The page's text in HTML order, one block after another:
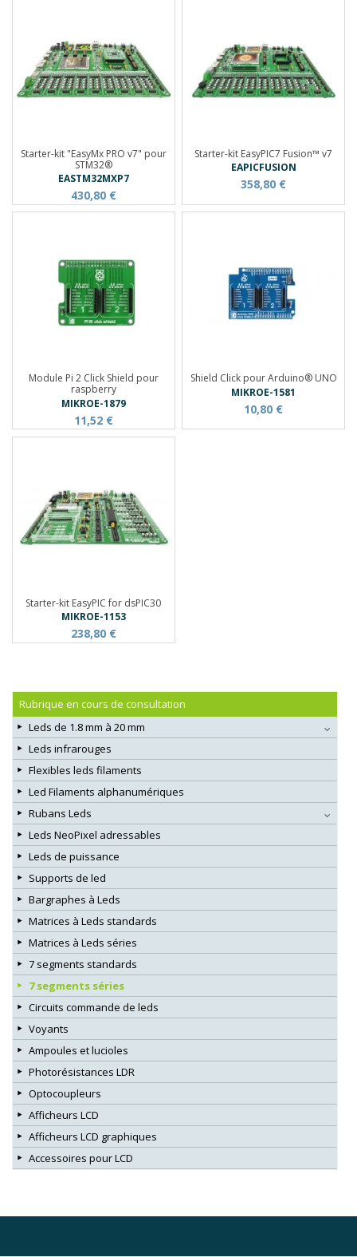
Starter-kit "EasyMx PRO v7" pour
STM32®
EASTM32MXP7
430,80 €
Starter-kit EasyPIC7 Fusion™ v7
EAPICFUSION
358,80 €
Module Pi 2 Click Shield pour
raspberry
MIKROE-1879
11,52 €
Shield Click pour Arduino® UNO
MIKROE-1581
10,80 €
Starter-kit EasyPIC for dsPIC30
MIKROE-1153
238,80 €
Rubrique en cours de consultation
Leds de 1.8 mm à 20 mm
Leds infrarouges
Flexibles leds filaments
Led Filaments alphanumériques
Rubans Leds
Leds NeoPixel adressables
Leds de puissance
Supports de led
Bargraphes à Leds
Matrices à Leds standards
Matrices à Leds séries
7 segments standards
7 segments séries
Circuits commande de leds
Voyants
Ampoules et lucioles
Photorésistances LDR
Optocoupleurs
Afficheurs LCD
Afficheurs LCD graphiques
Accessoires pour LCD